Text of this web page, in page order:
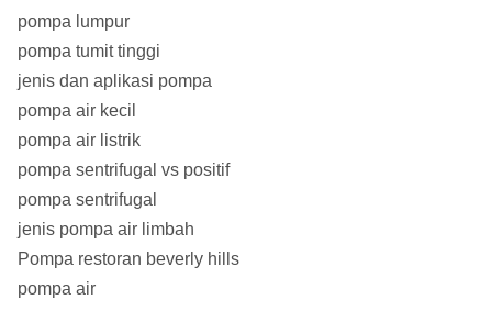
pompa lumpur
pompa tumit tinggi
jenis dan aplikasi pompa
pompa air kecil
pompa air listrik
pompa sentrifugal vs positif
pompa sentrifugal
jenis pompa air limbah
Pompa restoran beverly hills
pompa air